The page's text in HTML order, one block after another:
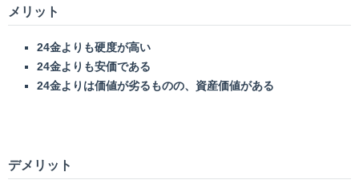
メリット
24金よりも硬度が高い
24金よりも安価である
24金よりは価値が劣るものの、資産価値がある
デメリット